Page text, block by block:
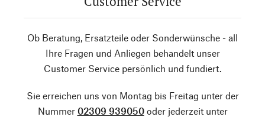
Ob Beratung, Ersatzteile oder Sonderwünsche - all
Ihre Fragen und Anliegen behandelt unser
Customer Service persönlich und fundiert.
Sie erreichen uns von Montag bis Freitag unter der
Nummer 02309 939050oder jederzeit unter